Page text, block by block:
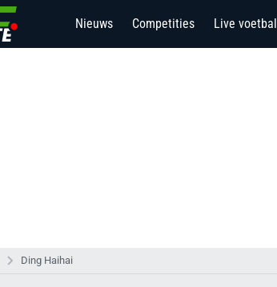
Nieuws Competities Live voetbal
Ding Haihai